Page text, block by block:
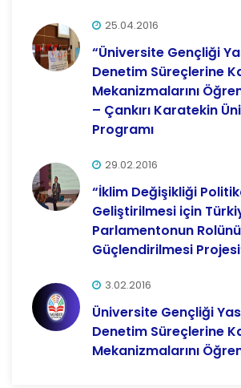
25.04.2016
“Üniversite Gençliği
Denetim Süreçlerine
Mekanizmalarını
– Çankırı Karatekin
Programı
29.02.2016
“İklim Değişikliği
Geliştirilmesi için
Parlamentonun
Güçlendirilmesi
3.02.2016
Üniversite Gençliği
Denetim Süreçlerine
Mekanizmalarını